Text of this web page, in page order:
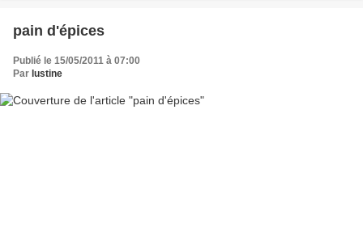
pain d'épices
Publié le 15/05/2011 à 07:00
Par lustine